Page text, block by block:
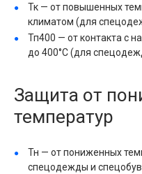
Тк — от повышенных
климатом (для
Тп400 — от контакта с
до 400°С (для
Защита от
температур
Тн — от пониженных
спецодежды и